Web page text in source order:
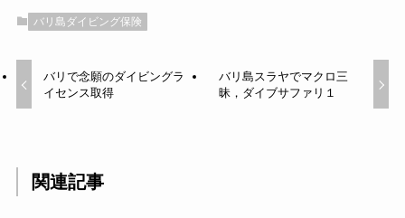
バリ島ダイビング保険
バリで念願のダイビングラ
イセンス取得
バリ島スラヤでマクロ三
昧，ダイブサファリ１
関連記事